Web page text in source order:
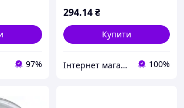
97%
294.14₴
Купити
Інтернет магазин "Світ Електрики" 100%